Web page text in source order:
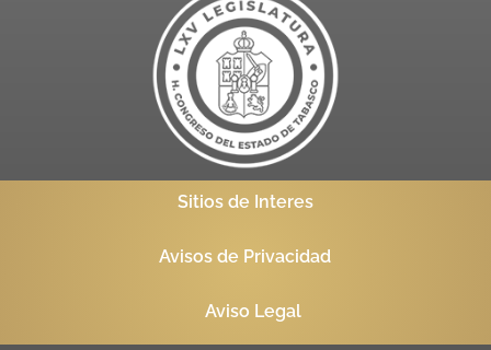
Sitios de Interes
Avisos de Privacidad
Aviso Legal